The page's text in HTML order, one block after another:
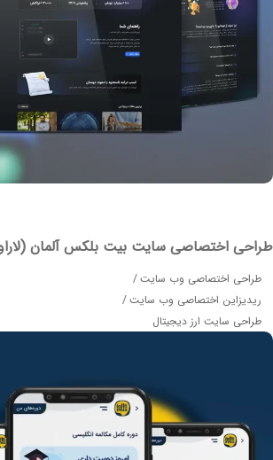
اختصاصی سایت بیت بلکس آلمان (لاراول)
اختصاصی وب سایت
اختصاصی وب سایت
سایت ارز دیجیتال